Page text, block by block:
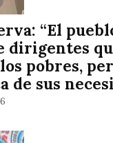
“El
dirigentes
pobres,
de sus